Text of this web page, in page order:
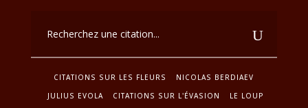
CITATIONS SUR LES FLEURS
NICOLAS BERDIAEV
JULIUS EVOLA
CITATIONS SUR L'ÉVASION
LE LOUP